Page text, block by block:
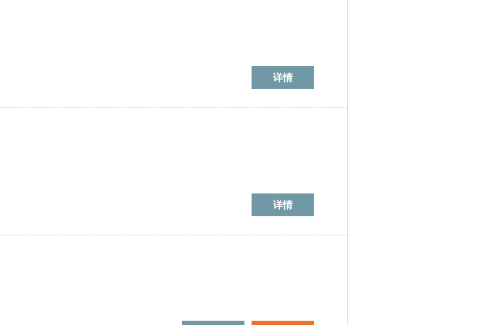
详情
详情